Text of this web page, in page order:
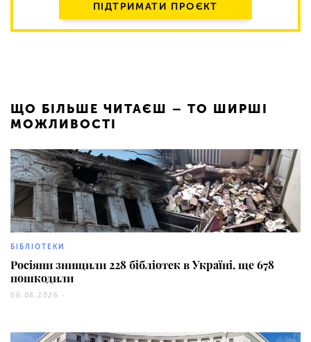
ПІДТРИМАТИ ПРОЄКТ
ЩО БІЛЬШЕ ЧИТАЄШ – ТО ШИРШІ
МОЖЛИВОСТІ
13
БІБЛІОТЕКИ
Росіяни знищили 228 бібліотек в Україні, ще 678
пошкодили
06.08.2026 -